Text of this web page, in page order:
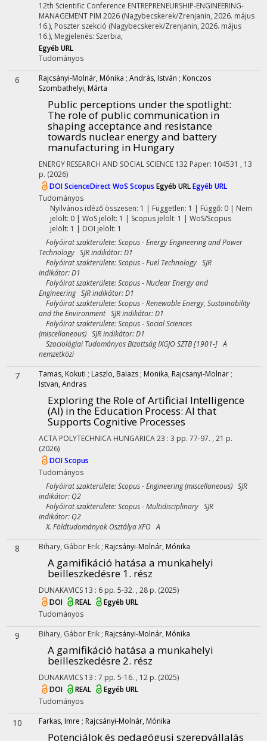
12th Scientific Conference ENTREPRENEURSHIP-ENGINEERING-
MANAGEMENT PIM 2026 (Nagybecskerek/Zrenjanin, 2026. május
16.), Poszter szekció (Nagybecskerek/Zrenjanin, 2026. május
16.), Megjelenés: Szerbia,
Egyéb URL
Tudományos
6 Rajcsányi-Molnár, Mónika ; András, István ; Konczos
Szombathelyi, Márta
Public perceptions under the spotlight:
The role of public communication in
shaping acceptance and resistance
towards nuclear energy and battery
manufacturing in Hungary
ENERGY RESEARCH AND SOCIAL SCIENCE 132 Paper: 104531 , 13
p. (2026)
DOIScienceDirectWoS Scopus Egyéb URLEgyéb URL
Tudományos
Nyilvános idéző összesen: 1 | Független: 1 | Függő: 0 | Nem
jelölt: 0 | WoS jelölt: 1 | Scopus jelölt: 1 | WoS/Scopus
jelölt: 1 | DOI jelölt: 1
Folyóirat szakterülete: Scopus - Energy Engineering and Power
Technology SJR indikátor: D1
Folyóirat szakterülete: Scopus - Fuel Technology SJR
indikátor: D1
Folyóirat szakterülete: Scopus - Nuclear Energy and
Engineering SJR indikátor: D1
Folyóirat szakterülete: Scopus - Renewable Energy, Sustainability
and the Environment SJR indikátor: D1
Folyóirat szakterülete: Scopus - Social Sciences
(miscellaneous) SJR indikátor: D1
Szociológiai Tudományos Bizottság IXGJO SZTB [1901-] A
nemzetközi
7 Tamas, Kokuti ; Laszlo, Balazs ; Monika, Rajcsanyi-Molnar ;
Istvan, Andras
Exploring the Role of Artificial Intelligence
(AI) in the Education Process: AI that
Supports Cognitive Processes
ACTA POLYTECHNICA HUNGARICA23 : 3 pp. 77-97. , 21 p.
(2026)
DOIScopus
Tudományos
Folyóirat szakterülete: Scopus - Engineering (miscellaneous) SJR
indikátor: Q2
Folyóirat szakterülete: Scopus - Multidisciplinary SJR
indikátor: Q2
X. Földtudományok Osztálya XFO A
8 Bihary, Gábor Erik ; Rajcsányi-Molnár, Mónika
A gamifikáció hatása a munkahelyi
beilleszkedésre 1. rész
DUNAKAVICS 13 : 6 pp. 5-32. , 28 p. (2025)
DOI
REAL
Egyéb URL
Tudományos
9 Bihary, Gábor Erik ; Rajcsányi-Molnár, Mónika
A gamifikáció hatása a munkahelyi
beilleszkedésre 2. rész
DUNAKAVICS 13 : 7 pp. 5-16. , 12 p. (2025)
DOI
REAL
Egyéb URL
Tudományos
10 Farkas, Imre ; Rajcsányi-Molnár, Mónika
Potenciálok és pedagógusi szerepvállalás